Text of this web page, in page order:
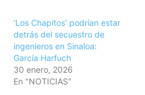
‘Los Chapitos’ podrían estar
detrás del secuestro de
ingenieros en Sinaloa:
García Harfuch
30 enero, 2026
En "NOTICIAS"